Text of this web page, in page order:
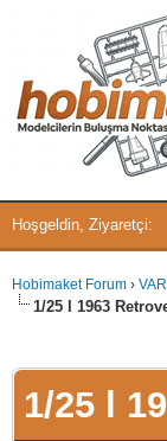
Hoşgeldin, Ziyaretçi:
Hobimaket Forum ›
1/25 l 1963
1/25 l